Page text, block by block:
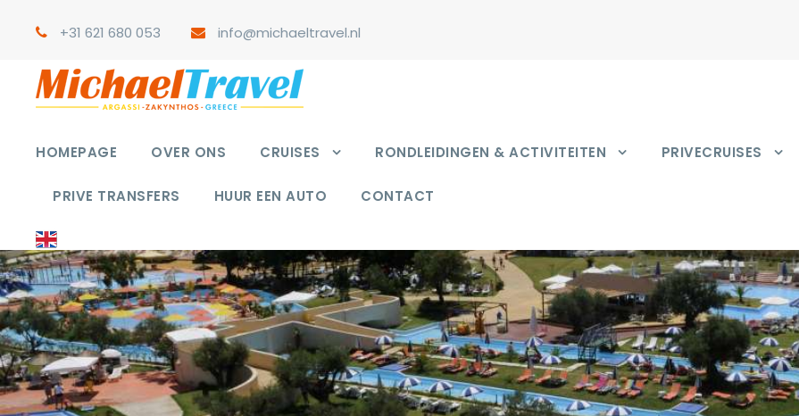
+31 621 680 053 info@michaeltravel.nl
HOMEPAGE OVER ONS CRUISES RONDLEIDINGEN & ACTIVITEITEN PRIVECRUISES
PRIVE TRANSFERS HUUR EEN AUTO CONTACT